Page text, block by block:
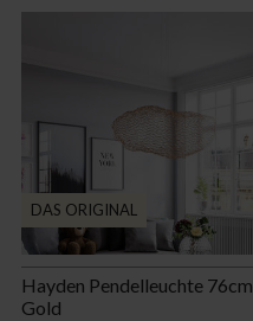
DAS ORIGINAL
Hayden Pendelleuchte 76cm
Gold